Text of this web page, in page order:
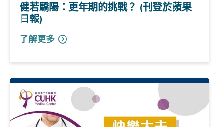
健若驕陽：更年期的挑戰？ (刊登於蘋果
日報)
了解更多